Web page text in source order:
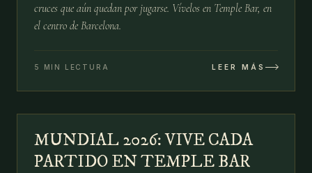
cruces que aún quedan por jugarse. Vívelos en Temple Bar, en
el centro de Barcelona.
5 MIN LECTURA LEER MÁS
03 JUL
MUNDIAL 2026: VIVE CADA
PARTIDO EN TEMPLE BAR